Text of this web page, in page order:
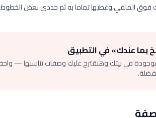
الملفي وغطيها تماما به ثم حددي بعض الخطوط
بما عندك» في التطبيق
في بيتك وهنقترح عليك وصفات تناسبها —